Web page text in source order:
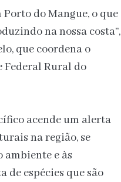
do Mangue, o que
na nossa costa”,
que coordena o
Rural do
acende um alerta
na região, se
e às
de espécies que são